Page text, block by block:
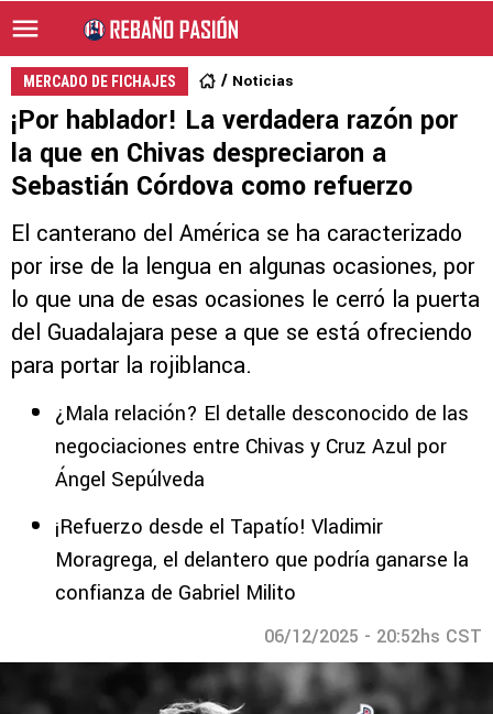
MERCADO DE FICHAJES Noticias
¡Por hablador! La verdadera razón por
la que en Chivas despreciaron a
Sebastián Córdova como refuerzo
El canterano del América se ha caracterizado
por irse de la lengua en algunas ocasiones, por
lo que una de esas ocasiones le cerró la puerta
del Guadalajara pese a que se está ofreciendo
para portar la rojiblanca.
¿Mala relación? El detalle desconocido de las
negociaciones entre Chivas y Cruz Azul por
Ángel Sepúlveda
¡Refuerzo desde el Tapatío! Vladimir
Moragrega, el delantero que podría ganarse la
confianza de Gabriel Milito
06/12/2025 - 20:52hs CST